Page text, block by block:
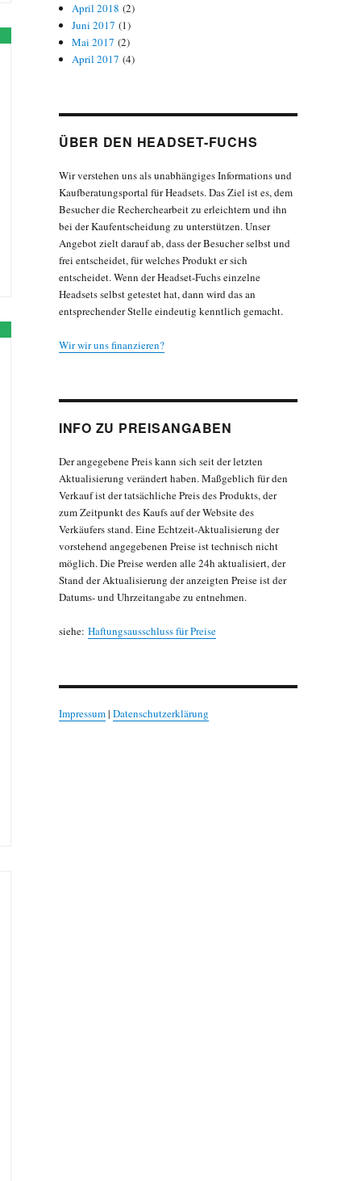
April 2018 (2)
Juni 2017 (1)
Mai 2017 (2)
April 2017 (4)
ÜBER DEN HEADSET-FUCHS
Wir verstehen uns als unabhängiges Informations und
Kaufberatungsportal für Headsets. Das Ziel ist es, dem
Besucher die Recherchearbeit zu erleichtern und ihn
bei der Kaufentscheidung zu unterstützen. Unser
Angebot zielt darauf ab, dass der Besucher selbst und
frei entscheidet, für welches Produkt er sich
entscheidet. Wenn der Headset-Fuchs einzelne
Headsets selbst getestet hat, dann wird das an
entsprechender Stelle eindeutig kenntlich gemacht.
Wir wir uns finanzieren?
INFO ZU PREISANGABEN
Der angegebene Preis kann sich seit der letzten
Aktualisierung verändert haben. Maßgeblich für den
Verkauf ist der tatsächliche Preis des Produkts, der
zum Zeitpunkt des Kaufs auf der Website des
Verkäufers stand. Eine Echtzeit-Aktualisierung der
vorstehend angegebenen Preise ist technisch nicht
möglich. Die Preise werden alle 24h aktualisiert, der
Stand der Aktualisierung der anzeigten Preise ist der
Datums- und Uhrzeitangabe zu entnehmen.
siehe: Haftungsausschluss für Preise
Impressum| Datenschutzerklärung